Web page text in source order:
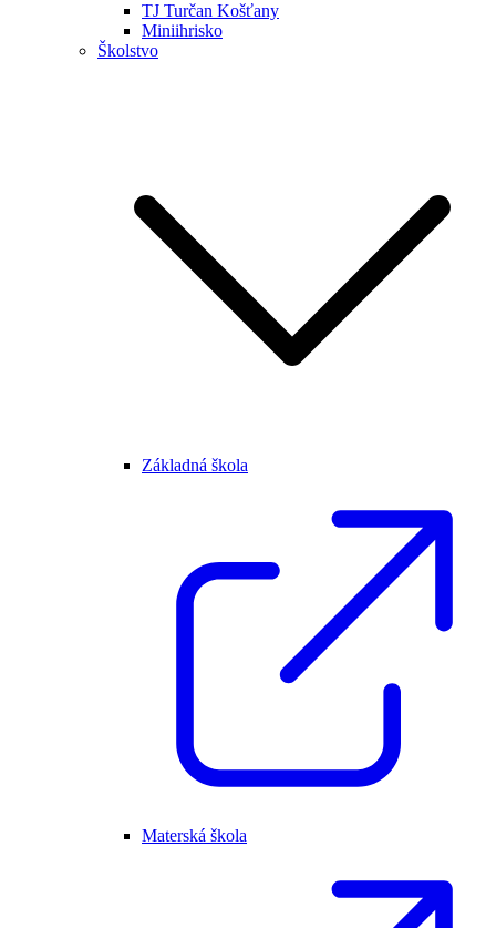
TJ Turčan Košťany
Miniihrisko
Školstvo
Základná škola
Materská škola